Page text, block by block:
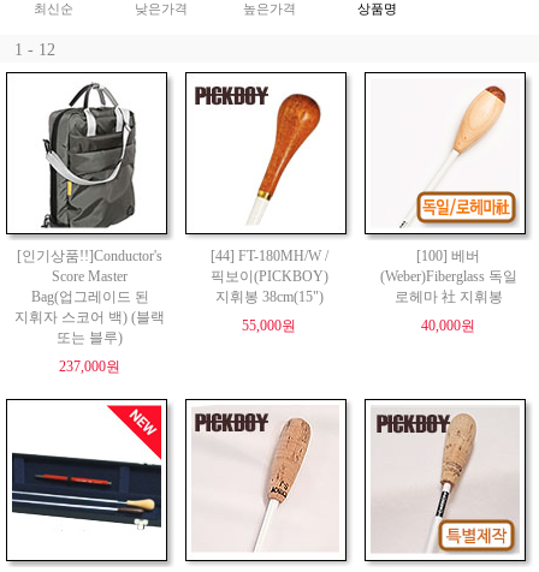
최신순 낮은가격 높은가격 상품명
1 - 12
[인기상품!!]Conductor's
Score Master
Bag(업그레이드 된
지휘자 스코어 백) (블랙
또는 블루)
237,000원
[44] FT-180MH/W /
픽보이(PICKBOY)
지휘봉 38cm(15")
55,000원
[100] 베버
(Weber)Fiberglass 독일
로헤마 社 지휘봉
40,000원